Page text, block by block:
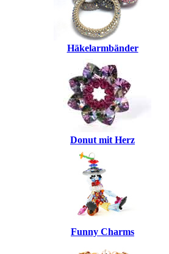
Häkelarmbänder
Donut mit Herz
Funny Charms